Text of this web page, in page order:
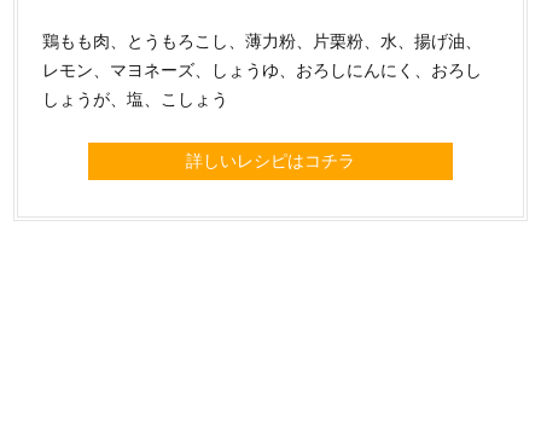
鶏もも肉、とうもろこし、薄力粉、片栗粉、水、揚げ油、
レモン、マヨネーズ、しょうゆ、おろしにんにく、おろし
しょうが、塩、こしょう
詳しいレシピはコチラ